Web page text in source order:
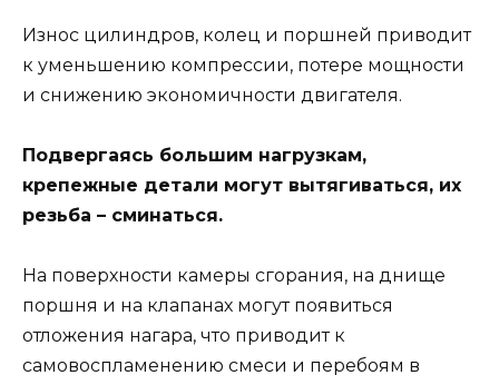
Износ цилиндров, колец и поршней приводит
к уменьшению компрессии, потере мощности
и снижению экономичности двигателя.
Подвергаясь большим нагрузкам,
крепежные детали могут вытягиваться, их
резьба – сминаться.
На поверхности камеры сгорания, на днище
поршня и на клапанах могут появиться
отложения нагара, что приводит к
самовоспламенению смеси и перебоям в